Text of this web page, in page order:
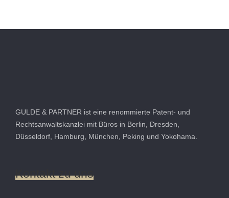
GULDE & PARTNER ist eine renommierte Patent- und
Rechtsanwaltskanzlei mit Büros in Berlin, Dresden,
Düsseldorf, Hamburg, München, Peking und Yokohama.
Kontakt zu uns